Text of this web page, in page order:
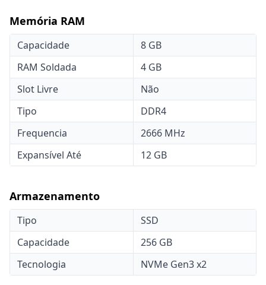
Memória RAM
Capacidade
8 GB
RAM Soldada
4 GB
Slot Livre
Não
Tipo
DDR4
Frequencia
2666 MHz
Expansível Até
12 GB
Armazenamento
Tipo
SSD
Capacidade
256 GB
Tecnologia
NVMe Gen3 x2